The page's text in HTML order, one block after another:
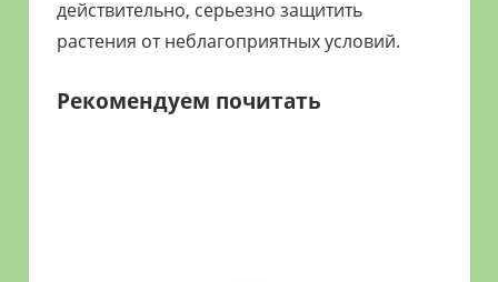
действительно, серьезно защитить
растения от неблагоприятных условий.
Рекомендуем почитать